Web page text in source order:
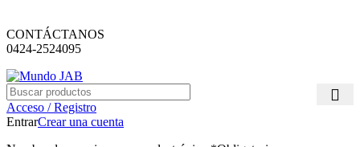
CONTÁCTANOS
0424-2524095
Acceso / Registro
EntrarCrear una cuenta